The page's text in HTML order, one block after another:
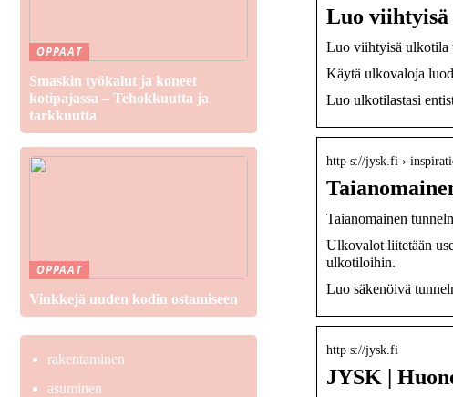
Luo
Luo viihtyisä ulkotila
Käytä ulkovaloja
Luo ulkotilastasi
http s://jysk.fi ›
Taianomainen
Ulkovalot liitetään
ulkotiloihin.
Luo säkenöivä
http s://jysk.fi
JYSK |
OPPAAT
Smaskin työkalut ja koneet
kotipajassa – Tehokkuutta ja
tarkkuutta
OPPAAT
Vinkkejä uuden kodin ostamiseen
rakentaminen
asuminen